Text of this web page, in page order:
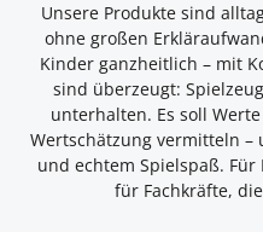
Unsere Produkte sind
ohne großen
Kinder ganzheitlich – mit
sind überzeugt:
unterhalten. Es soll
Wertschätzung vermitteln –
und echtem Spielspaß.
für Fachkräfte,